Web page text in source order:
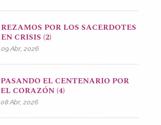
REZAMOS POR LOS SACERDOTES
EN CRISIS (2)
09 Abr, 2026
PASANDO EL CENTENARIO POR
EL CORAZÓN (4)
08 Abr, 2026